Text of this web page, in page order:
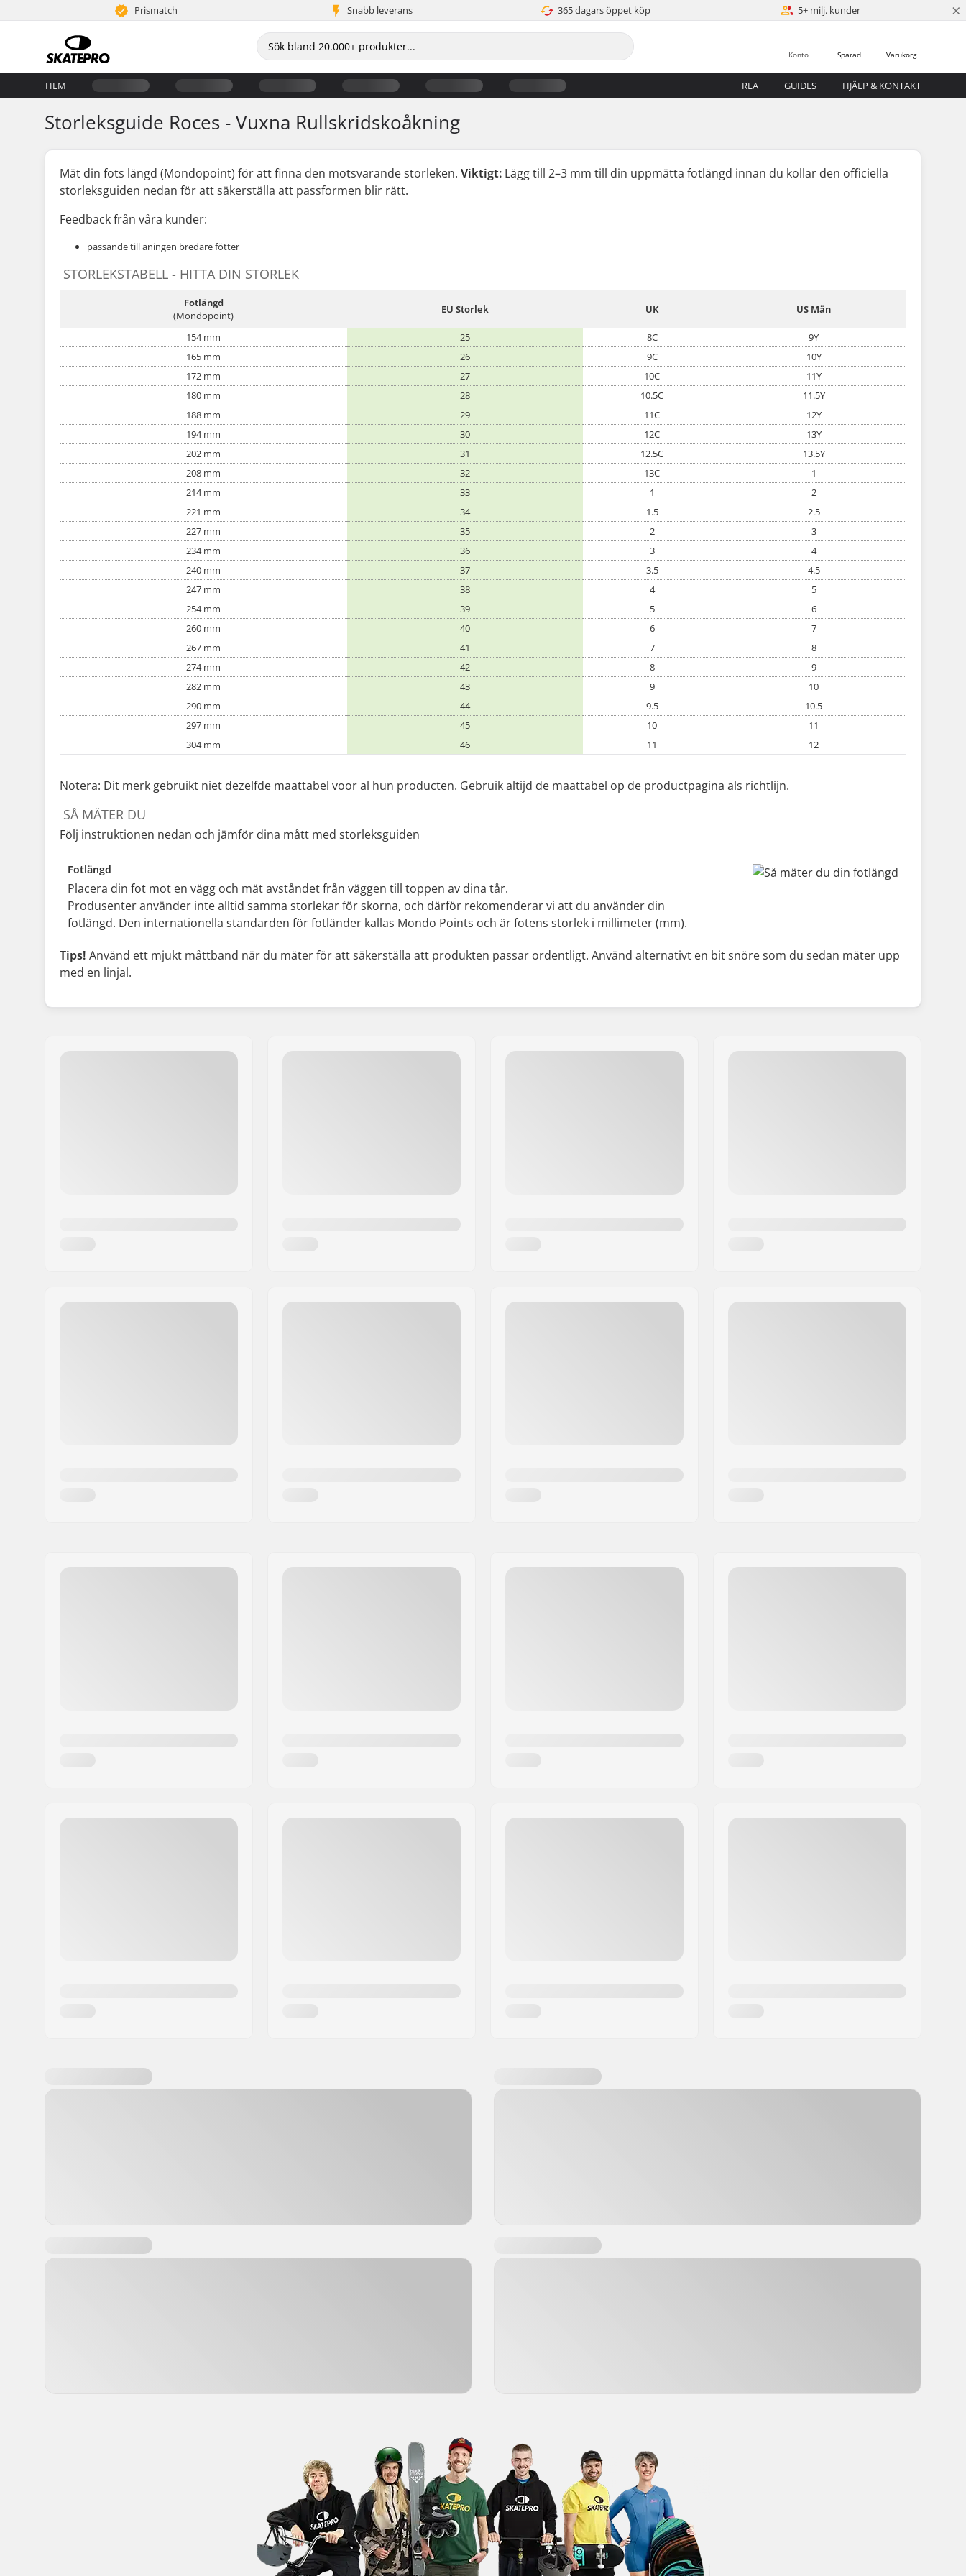
Prismatch Snabb leverans 365 dagars öppet köp 5+ milj. kunder ×
Varukorg
Sparad
Konto
HEM REA GUIDES HJÄLP & KONTAKT
Storleksguide Roces - Vuxna Rullskridskoåkning
Mät din fots längd (Mondopoint) för att finna den motsvarande storleken. Viktigt: Lägg till 2–3 mm till din uppmätta fotlängd innan du kollar den officiella
storleksguiden nedan för att säkerställa att passformen blir rätt.
Feedback från våra kunder:
passande till aningen bredare fötter
STORLEKSTABELL - HITTA DIN STORLEK
Fotlängd
(Mondopoint)
EU Storlek UK US Män
154 mm 25 8C
9Y
165 mm
26 9C
10Y
172 mm
27 10C
11Y
180 mm
28 10.5C
11.5Y
188 mm
29 11C
12Y
194 mm
30 12C
13Y
202 mm
31 12.5C
13.5Y
208 mm
32 13C
1
214 mm
33 1
2
221 mm
34 1.5
2.5
227 mm
35 2
3
234 mm
36 3
4
240 mm
37 3.5
4.5
247 mm
38 4
5
254 mm
39 5
6
260 mm
40 6
7
267 mm
41 7
8
274 mm
42 8
9
282 mm
43 9
10
290 mm
44 9.5
10.5
297 mm
45 10
11
304 mm
46 11 12
Notera: Dit merk gebruikt niet dezelfde maattabel voor al hun producten. Gebruik altijd de maattabel op de productpagina als richtlijn.
SÅ MÄTER DU
Följ instruktionen nedan och jämför dina mått med storleksguiden
Fotlängd
Placera din fot mot en vägg och mät avståndet från väggen till toppen av dina tår.
Produsenter använder inte alltid samma storlekar för skorna, och därför rekomenderar vi att du använder din
fotlängd. Den internationella standarden för fotländer kallas Mondo Points och är fotens storlek i millimeter (mm).
Tips! Använd ett mjukt måttband när du mäter för att säkerställa att produkten passar ordentligt. Använd alternativt en bit snöre som du sedan mäter upp
med en linjal.